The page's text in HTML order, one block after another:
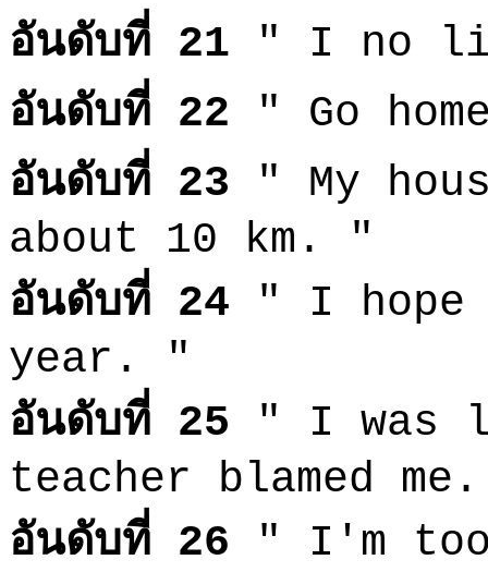
อันดับที่ 21 " I no
อันดับที่ 22 " Go
อันดับที่ 23 " My
about 10 km. "
อันดับที่ 24 " I hope
year. "
อันดับที่ 25 " I was
teacher blamed
อันดับที่ 26 " I'm